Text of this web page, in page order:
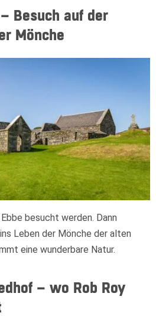
Besuch auf der
Mönche
besucht werden. Dann
Leben der Mönche der alten
eine wunderbare Natur.
– wo Rob Roy